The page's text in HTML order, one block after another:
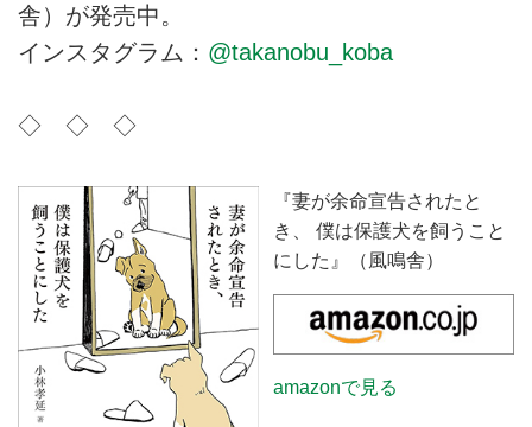
舎）が発売中。
インスタグラム： @takanobu_koba
◇ ◇ ◇
『妻が余命宣告されたと
き、 僕は保護犬を飼うこと
にした』（風鳴舎）
amazonで見る